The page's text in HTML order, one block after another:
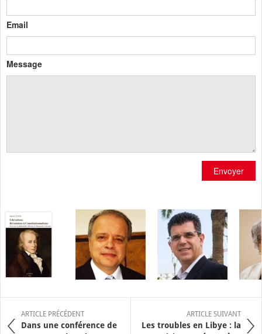
Email
Message
Envoyer
ARTICLE PRÉCÉDENT
Dans une conférence de
ARTICLE SUIVANT
Les troubles en Libye : la